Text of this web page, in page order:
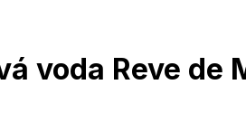
voda Reve de